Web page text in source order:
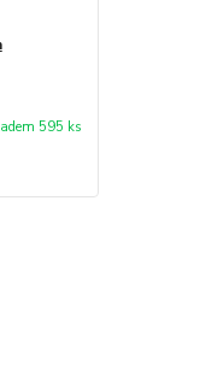
595 ks